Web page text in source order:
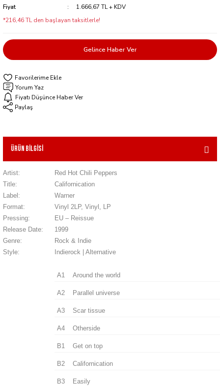
Fiyat
1.666,67 TL + KDV
*216,46 TL den başlayan taksitlerle!
Gelince Haber Ver
Yorum Yaz
Fiyatı Düşünce Haber Ver
Paylaş
Ürün Bilgisi
Artist:
Red Hot Chili Peppers
Title:
Californication
Label:
Warner
Format:
Vinyl 2LP, Vinyl, LP
Pressing:
EU – Reissue
Release Date:
1999
Genre:
Rock & Indie
Style:
Indierock | Alternative
A1 Around the world
A2 Parallel universe
A3 Scar tissue
A4 Otherside
B1 Get on top
B2 Californication
B3 Easily